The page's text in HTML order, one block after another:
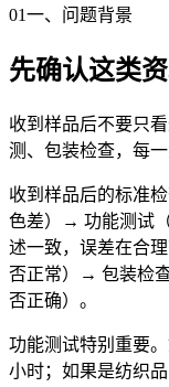
01一、问题背景
先确认这类
收到样品后不要只
测、包装检查，每一
收到样品后的标准
色差）→ 功能测试
述一致，误差在合
否正常）→ 包装检
否正确）。
功能测试特别重要
小时；如果是纺织